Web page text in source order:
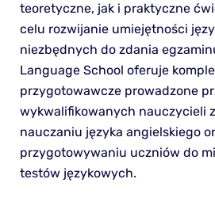
teoretyczne, jak i praktyczne
celu rozwijanie umiejętności
niezbędnych do zdania
Language School oferuje
przygotowawcze prowadzone
wykwalifikowanych nauczycieli
nauczaniu języka angielskiego
przygotowywaniu uczniów do
testów językowych.